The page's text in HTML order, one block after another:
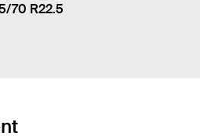
70 R22.5